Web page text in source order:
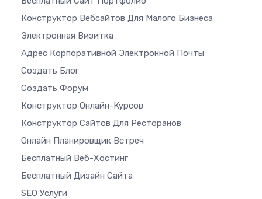
Конструктор Вебсайтов Для Малого Бизнеса
Электронная Визитка
Адрес Корпоративной Электронной Почты
Создать Блог
Создать Форум
Конструктор Онлайн-Курсов
Конструктор Сайтов Для Ресторанов
Онлайн Планировщик Встреч
Бесплатный Веб-Хостинг
Бесплатный Дизайн Сайта
SEO Услуги